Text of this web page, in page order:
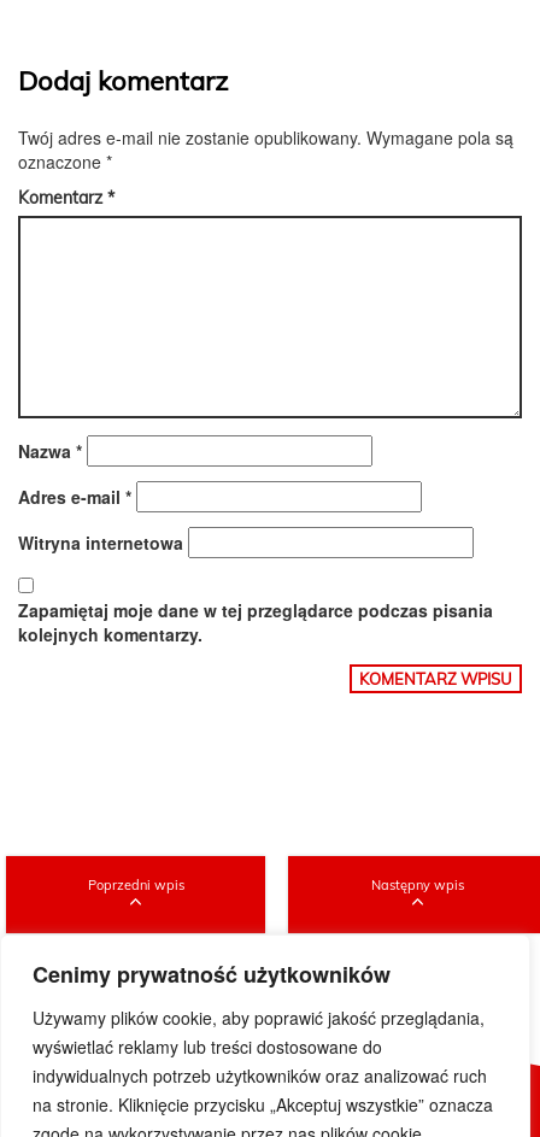
Cenimy prywatność użytkowników
Używamy plików cookie, aby poprawić jakość przeglądania,
wyświetlać reklamy lub treści dostosowane do
indywidualnych potrzeb użytkowników oraz analizować ruch
na stronie. Kliknięcie przycisku „Akceptuj wszystkie” oznacza
Dodaj komentarz
Twój adres e-mail nie zostanie opublikowany. Wymagane pola są
oznaczone *
Komentarz*
Nazwa *
Adres e-mail *
Witryna internetowa
Zapamiętaj moje dane w tej przeglądarce podczas pisania
kolejnych komentarzy.
Poprzedni wpis Następny wpis
© 2019 DoWietnamu.pl. Wszelkie prawa zastrzeżone.